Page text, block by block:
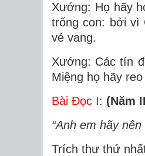
Xướng: Họ hãy
trống con: bởi vì
vẻ vang.
Xướng: Các tín
Miệng họ hãy
Bài Ðọc I: (Năm
“Anh em hãy
Trích thư thứ